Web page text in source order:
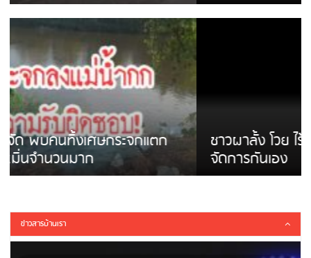
ชาวผาลั้ง โวย ไร้หน่วยงานดูแล ดินสไลด์ ต้อง
จัดการกันเอง
ข่าวสารบ้านเรา